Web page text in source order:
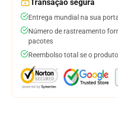
Transação segura
Entrega mundial na sua
Número de rastreamento
pacotes
Reembolso total se o